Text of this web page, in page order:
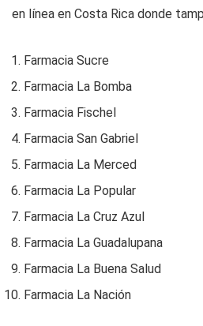
en línea en Costa Rica donde
Farmacia Sucre
Farmacia La Bomba
Farmacia Fischel
Farmacia San Gabriel
Farmacia La Merced
Farmacia La Popular
Farmacia La Cruz Azul
Farmacia La Guadalupana
Farmacia La Buena Salud
Farmacia La Nación